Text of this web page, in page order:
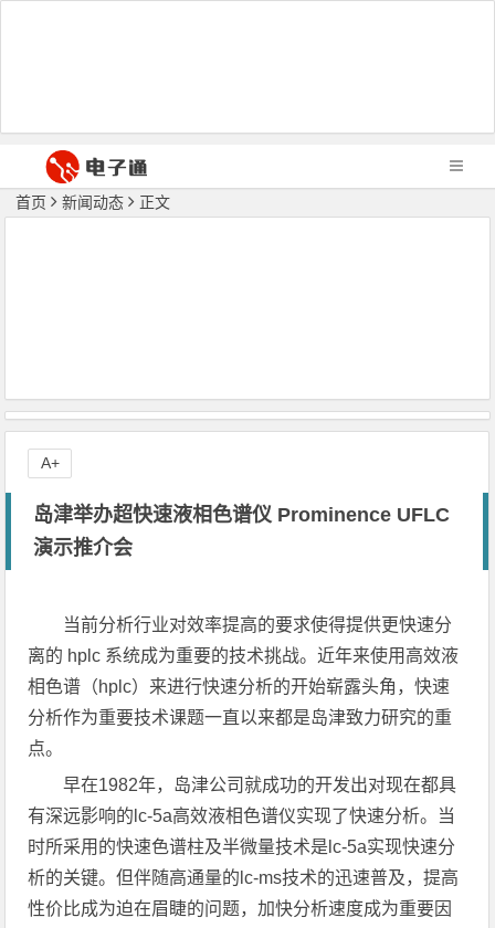
首页 新闻动态 正文
岛津举办超快速液相色谱仪 Prominence UFLC
演示推介会
当前分析行业对效率提高的要求使得提供更快速分
离的 hplc 系统成为重要的技术挑战。近年来使用高效液
相色谱（hplc）来进行快速分析的开始崭露头角，快速
分析作为重要技术课题一直以来都是岛津致力研究的重
点。
早在1982年，岛津公司就成功的开发出对现在都具
有深远影响的lc-5a高效液相色谱仪实现了快速分析。当
时所采用的快速色谱柱及半微量技术是lc-5a实现快速分
析的关键。但伴随高通量的lc-ms技术的迅速普及，提高
性价比成为迫在眉睫的问题，加快分析速度成为重要因
A+